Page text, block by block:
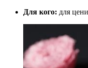
Для кого: для